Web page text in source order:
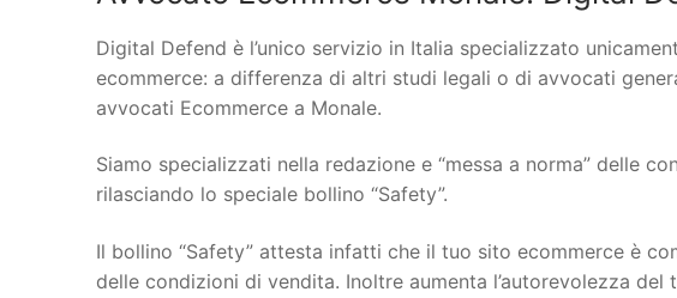
Digital Defend è l’unico servizio in Italia specializzato
ecommerce: a differenza di altri studi legali o di avvocati
avvocati Ecommerce a Monale.
Siamo specializzati nella redazione e “messa a norma” delle
rilasciando lo speciale bollino “Safety”.
Il bollino “Safety” attesta infatti che il tuo sito ecommerce è
delle condizioni di vendita. Inoltre aumenta l’autorevolezza